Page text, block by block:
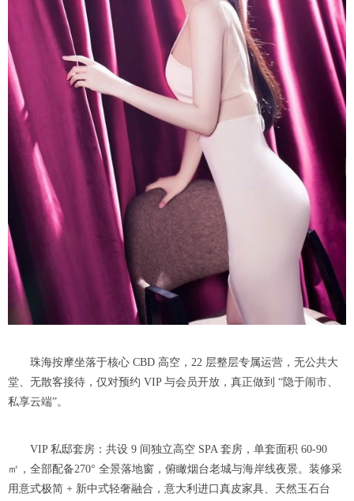
珠海按摩坐落于核心 CBD 高空，22 层整层专属运营，无公共大
堂、无散客接待，仅对预约 VIP 与会员开放，真正做到 “隐于闹市、
私享云端”。
VIP 私邸套房：共设 9 间独立高空 SPA 套房，单套面积 60-90
㎡，全部配备270° 全景落地窗，俯瞰烟台老城与海岸线夜景。装修采
用意式极简 + 新中式轻奢融合，意大利进口真皮家具、天然玉石台